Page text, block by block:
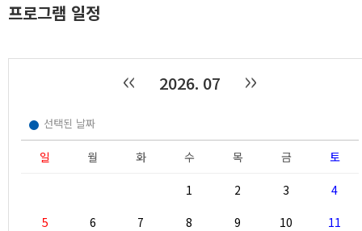
프로그램 일정
2026. 07
선택된 날짜
일 월 화 수 목 금 토
1 2 3
4
5
6 7 8 9 10
11